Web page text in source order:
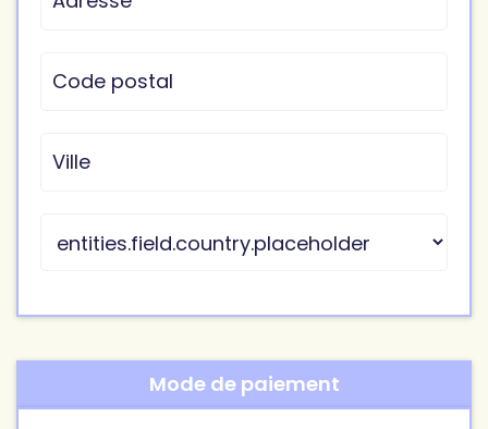
Mode de paiement